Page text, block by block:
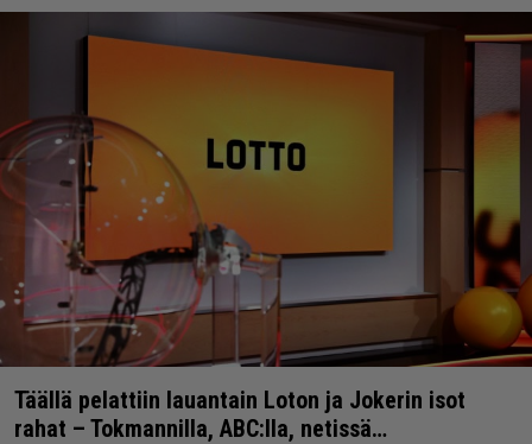
Täällä pelattiin lauantain Loton ja Jokerin isot
rahat – Tokmannilla, ABC:lla, netissä…